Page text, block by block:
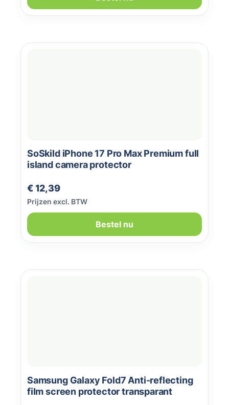
SoSkild iPhone 17 Pro Max Premium full
island camera protector
Normale prijs:
€ 12,39
Prijzen excl. BTW
Bestel nu
Samsung Galaxy Fold7 Anti-reflecting
film screen protector transparant